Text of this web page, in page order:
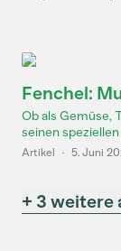
Fenchel:
Ob als Gemüse,
seinen
Artikel · 5. Juni
+ 3 weitere